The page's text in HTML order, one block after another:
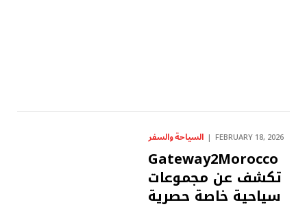
السياحة والسفر FEBRUARY 18, 2026
Gateway2Morocco
تكشف عن مجموعات
سياحية خاصة حصرية